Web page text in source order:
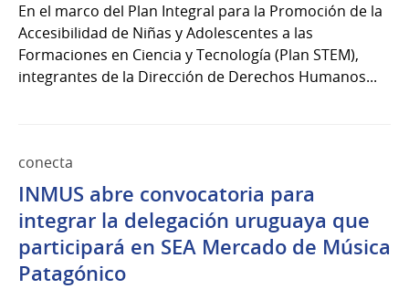
En el marco del Plan Integral para la Promoción de la
Accesibilidad de Niñas y Adolescentes a las
Formaciones en Ciencia y Tecnología (Plan STEM),
integrantes de la Dirección de Derechos Humanos...
conecta
INMUS abre convocatoria para
integrar la delegación uruguaya que
participará en SEA Mercado de Música
Patagónico